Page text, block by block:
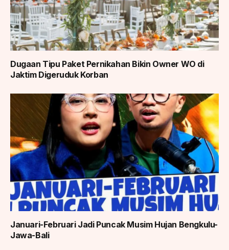
Dugaan Tipu Paket Pernikahan Bikin Owner WO di
Jaktim Digeruduk Korban
Januari-Februari Jadi Puncak Musim Hujan Bengkulu-
Jawa-Bali